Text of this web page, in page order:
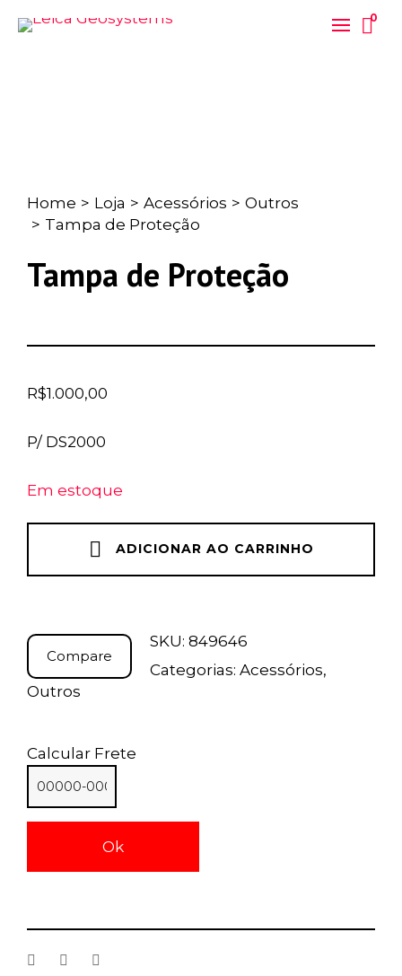
0
Home > Loja > Acessórios > Outros
> Tampa de Proteção
Tampa de Proteção
R$1.000,00
P/ DS2000
Em estoque
ADICIONAR AO CARRINHO
Compare
SKU: 849646
Categorias: Acessórios,
Outros
Calcular Frete
Ok